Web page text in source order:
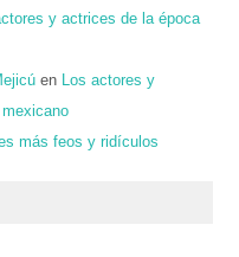
y actrices de la época
en
Los actores y
más feos y ridículos